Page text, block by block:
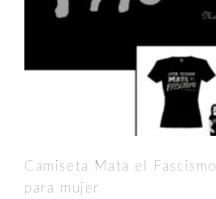
Camiseta Mata el Fascismo
para mujer